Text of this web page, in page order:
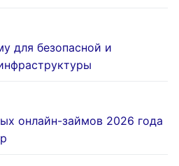
для безопасной и
онлайн-займов 2026 года